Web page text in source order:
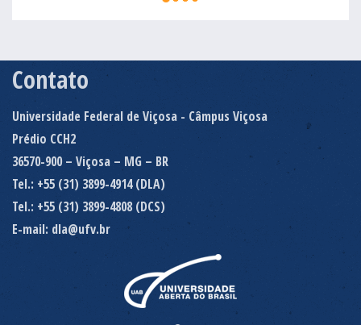
Contato
Universidade Federal de Viçosa - Câmpus Viçosa
Prédio CCH2
36570-900 – Viçosa – MG – BR
Tel.: +55 (31) 3899-4914 (DLA)
Tel.: +55 (31) 3899-4808 (DCS)
E-mail: dla@ufv.br